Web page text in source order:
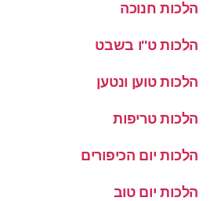
הלכות חנוכה
הלכות ט''ו בשבט
הלכות טוען ונטען
הלכות טריפות
הלכות יום הכיפורים
הלכות יום טוב